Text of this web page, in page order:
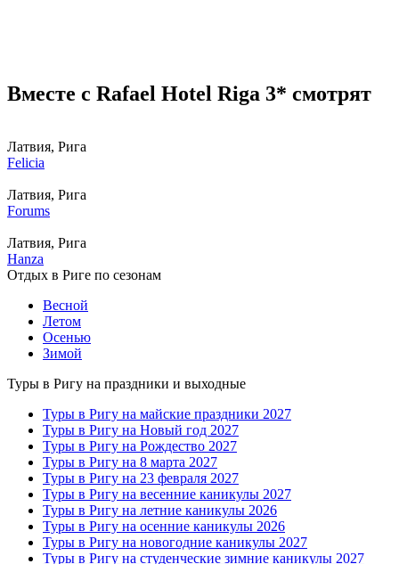
Вместе с Rafael Hotel Riga 3* смотрят
Латвия, Рига
Felicia
Латвия, Рига
Forums
Латвия, Рига
Hanza
Отдых в Риге по сезонам
Весной
Летом
Осенью
Зимой
Туры в Ригу на праздники и выходные
Туры в Ригу на майские праздники 2027
Туры в Ригу на Новый год 2027
Туры в Ригу на Рождество 2027
Туры в Ригу на 8 марта 2027
Туры в Ригу на 23 февраля 2027
Туры в Ригу на весенние каникулы 2027
Туры в Ригу на летние каникулы 2026
Туры в Ригу на осенние каникулы 2026
Туры в Ригу на новогодние каникулы 2027
Туры в Ригу на студенческие зимние каникулы 2027